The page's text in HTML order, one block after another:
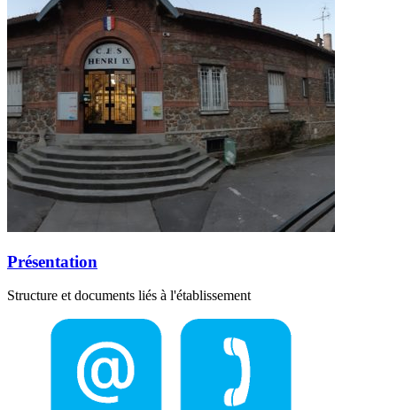
Présentation
Structure et documents liés à l'établissement